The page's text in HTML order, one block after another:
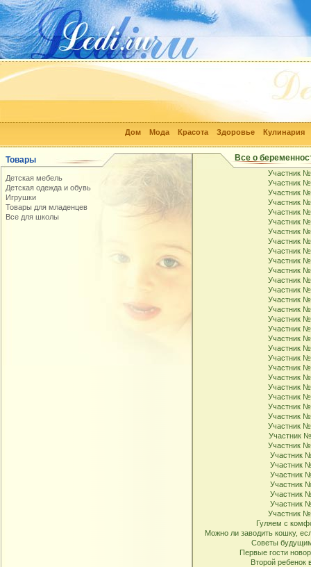
Дом Мода Красота Здоровье Кулинария
Товары
Детская мебель
Детская одежда и обувь
Игрушки
Товары для младенцев
Все для школы
Все о
Участник
Участник
Участник
Участник
Участник
Участник
Участник
Участник
Участник
Участник
Участник
Участник
Участник
Участник
Участник
Участник
Участник
Участник
Участник
Участник
Участник
Участник
Участник
Участник
Участник
Участник
Участник
Участник
Участник
Участник
Участник
Участник
Участник
Участник
Участник
Участник
Гуляем с
Можно ли заводить кошку,
Советы
Первые гости
Второй ребенок